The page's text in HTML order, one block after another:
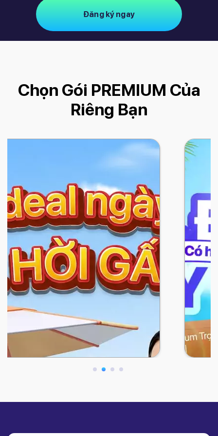
Đăng ký ngay
Chọn Gói PREMIUM Của
Riêng Bạn